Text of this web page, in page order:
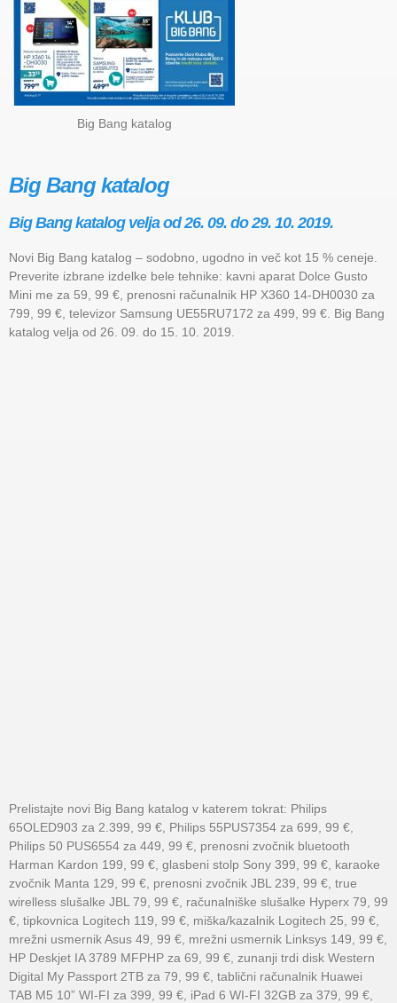
Big Bang katalog
Big Bang katalog
Big Bang katalog velja od 26. 09. do 29. 10. 2019.
Novi Big Bang katalog – sodobno, ugodno in več kot 15 % ceneje.
Preverite izbrane izdelke bele tehnike: kavni aparat Dolce Gusto
Mini me za 59, 99 €, prenosni računalnik HP X360 14-DH0030 za
799, 99 €, televizor Samsung UE55RU7172 za 499, 99 €. Big Bang
katalog velja od 26. 09. do 15. 10. 2019.
Prelistajte novi Big Bang katalog v katerem tokrat: Philips
65OLED903 za 2.399, 99 €, Philips 55PUS7354 za 699, 99 €,
Philips 50 PUS6554 za 449, 99 €, prenosni zvočnik bluetooth
Harman Kardon 199, 99 €, glasbeni stolp Sony 399, 99 €, karaoke
zvočnik Manta 129, 99 €, prenosni zvočnik JBL 239, 99 €, true
wirelless slušalke JBL 79, 99 €, računalniške slušalke Hyperx 79, 99
€, tipkovnica Logitech 119, 99 €, miška/kazalnik Logitech 25, 99 €,
mrežni usmernik Asus 49, 99 €, mrežni usmernik Linksys 149, 99 €,
HP Deskjet IA 3789 MFPHP za 69, 99 €, zunanji trdi disk Western
Digital My Passport 2TB za 79, 99 €, tablični računalnik Huawei
TAB M5 10” WI-FI za 399, 99 €, iPad 6 WI-FI 32GB za 379, 99 €,